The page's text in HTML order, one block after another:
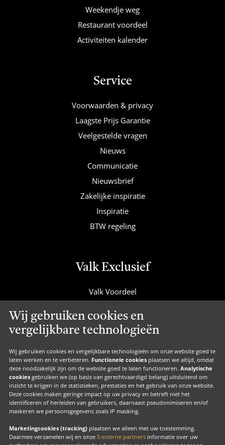
Wij gebruiken cookies en
vergelijkbare technologieën
Wij gebruiken cookies en vergelijkbare technologieën om onze website goed te
laten werken en te verbeteren. Functionele cookies plaatsen we altijd, omdat
deze noodzakelijk zijn om de website goed te laten functioneren. Analytische
cookies gebruiken we (op basis van gerechtvaardigd belang) uitsluitend om
inzicht te krijgen in de statistieken, prestaties en het gebruik van onze website.
Deze cookies maken geringe impact op uw privacy en betreft niet het
identificeren of herleiden van gebruikers, daarnaast pseudonimiseren en/of
maskeren we persoonsgegevens zoals IP masking.
Marketingcookies (tracking) plaatsen we alleen met uw toestemming.
Daarmee verzamelen wij en onze 5 externe partners informatie over uw
Weekendje weg
Restaurant voordeel
Activiteiten kalender
Service
Voorwaarden & privacy
Laagste Prijs Garantie
Veelgestelde vragen
Nieuws
Communicatie
Nieuwsbrief
Zakelijke inspiratie
Inspiratie
BTW regeling
Valk Exclusief
Valk Voordeel
Valk Suites
Valk Jobs
Valk Exclusief Membership
Valk Voor Thuis
Valk Exclusief Zakelijk
MVO
Contact